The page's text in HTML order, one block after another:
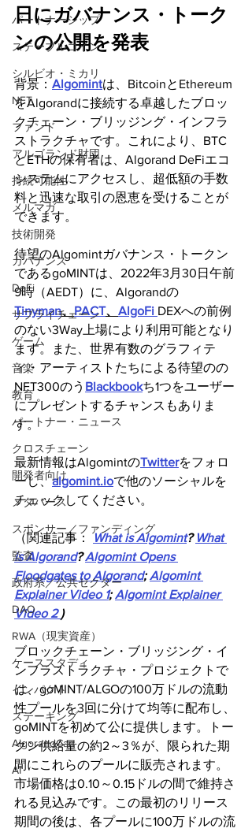
パートナーシップ
ステーブルコイン
シルビオ・ミカリ
NFT
ファンド
アルゴランド財団
持続可能性
メルマガ
技術開発
ガバナンス
DeFi
サプライチェーン
ゲーム
音楽
教育
パートナー・ニュース
クロスチェーン
開発者向け
メタバース
スポンサー／ファンディング
監査
政府系／公共セクター
DAO
RWA（現実資産）
ケーススタディ
インパクト
ステーキング
AlgorandCan
AI
日にガバナンス・トーク
ンの公開を発表
背景： Algomintは、BitcoinとEthereum
をAlgorandに接続する卓越したブロッ
クチェーン・ブリッジング・インフラ
ストラクチャです。これにより、BTC
とETHの保有者は、Algorand DeFiエコ
システムにアクセスし、超低額の手数
料と迅速な取引の恩恵を受けることが
できます。
待望のAlgomintガバナンス・トークン
であるgoMINTは、2022年3月30日午前
9時（AEDT）に、Algorandの
Tinyman、PACT、 AlgoFi DEXへの前例
のない3Way上場により利用可能となり
ます。また、世界有数のグラフィテ
ィ・アーティストたちによる待望のの
NFT300のう Blackbookち1つをユーザー
にプレゼントするチャンスもありま
す。
最新情報はAlgomintのTwitterをフォロ
ーし、algomint.ioで他のソーシャルを
チェックしてください。
（関連記事： What is Algomint? What
is Algorand? Algomint Opens
Floodgates to Algorand; Algomint
Explainer Video 1; Algomint Explainer
Video 2 )
ブロックチェーン・ブリッジング・イ
ンフラストラクチャ・プロジェクトで
は、goMINT/ALGOの100万ドルの流動
性プールを3回に分けて均等に配布し、
goMINTを初めて公に提供します。トー
クン供給量の約2～3％が、限られた期
間にこれらのプールに販売されます。
市場価格は0.10～0.15ドルの間で維持さ
れる見込みです。この最初のリリース
期間の後は、各プールに100万ドルの流